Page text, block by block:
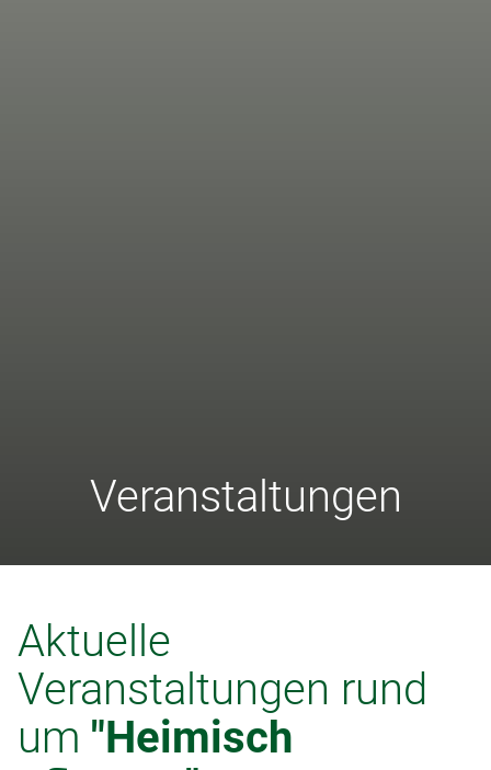
Veranstaltungen
Aktuelle
Veranstaltungen rund
um "Heimisch